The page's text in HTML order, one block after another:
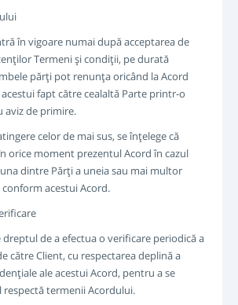
în vigoare numai după acceptarea de
Termeni şi condiţii, pe durată
părţi pot renunţa oricând la Acord
fapt către cealaltă Parte printr-o
aviz de primire.
celor de mai sus, se înţelege că
orice moment prezentul Acord în cazul
dintre Părţi a uneia sau mai multor
acestui Acord.
dreptul de a efectua o verificare periodică a
către Client, cu respectarea deplină a
ale acestui Acord, pentru a se
respectă termenii Acordului.